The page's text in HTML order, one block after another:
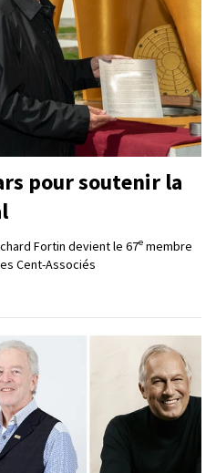
pour soutenir la
Fortin devient le 67e membre
Cent-Associés